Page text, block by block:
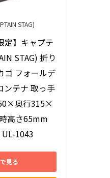
STAG)
定】キャプテ
STAG) 折り
ゴ フォールデ
ンテナ 取っ手
奥行315×
高さ65mm
1043
見る